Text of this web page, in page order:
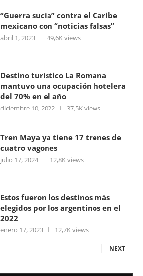
“Guerra sucia” contra el Caribe
mexicano con “noticias falsas”
abril 1, 2023 49,6K views
Destino turístico La Romana
mantuvo una ocupación hotelera
del 70% en el año
diciembre 10, 2022 37,5K views
Tren Maya ya tiene 17 trenes de
cuatro vagones
julio 17, 2024 12,8K views
Estos fueron los destinos más
elegidos por los argentinos en el
2022
enero 17, 2023 12,7K views
NEXT